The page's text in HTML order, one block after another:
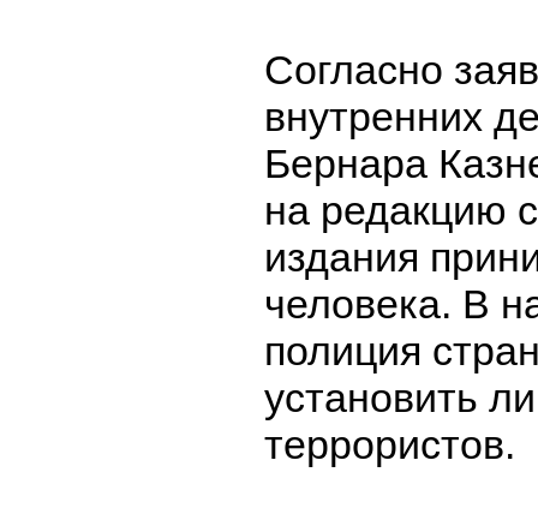
Согласно
внутренних
Бернара
на редакцию
издания
человека. В
полиция
установить
террористов.